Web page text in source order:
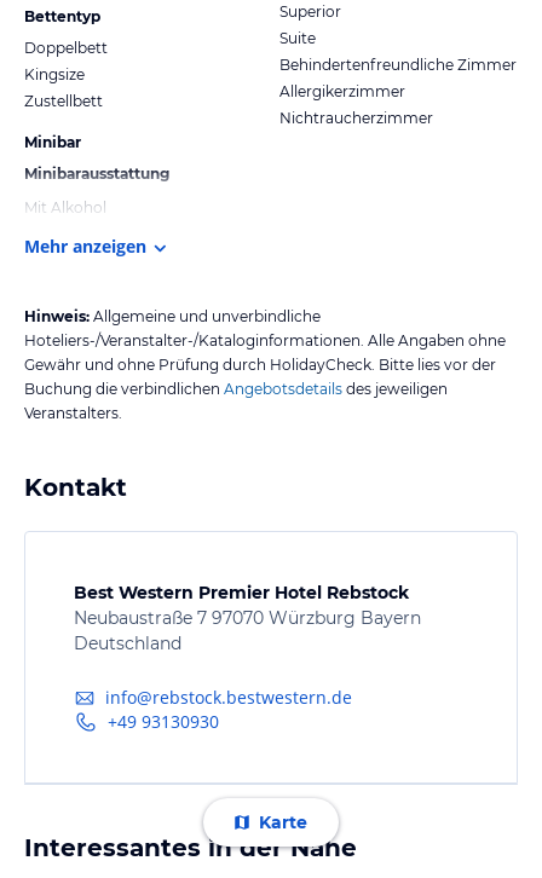
Bettentyp
Doppelbett
Kingsize
Zustellbett
Minibar
Minibarausstattung
Mit Alkohol
Superior
Suite
Behindertenfreundliche Zimmer
Allergikerzimmer
Nichtraucherzimmer
Mehr anzeigen
Hinweis: Allgemeine und unverbindliche
Hoteliers-/Veranstalter-/Kataloginformationen. Alle Angaben ohne
Gewähr und ohne Prüfung durch HolidayCheck. Bitte lies vor der
Buchung die verbindlichen Angebotsdetails des jeweiligen
Veranstalters.
Kontakt
Best Western Premier Hotel Rebstock
Neubaustraße 7 97070 Würzburg Bayern
Deutschland
info@rebstock.bestwestern.de
+49 93130930
Karte
Interessantes in der Nähe